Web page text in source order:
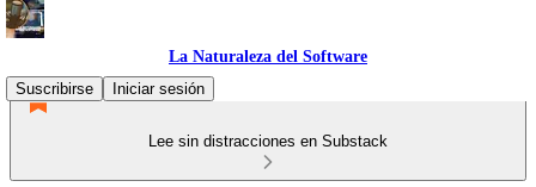
La Naturaleza del Software
Suscribirse
Iniciar sesión
Lee sin distracciones en Substack